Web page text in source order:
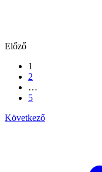
Előző
1
2
…
5
Következő